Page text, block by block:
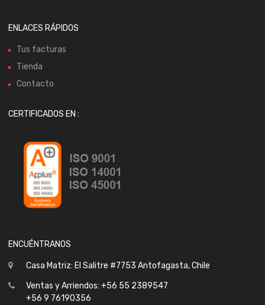
ENLACES RÁPIDOS
Tus facturas
Tienda
Contacto
CERTIFICADOS EN :
ENCUÉNTRANOS
Casa Matriz: El Salitre #7753 Antofagasta, Chile
Ventas y Arriendos: +56 55 2389547
+56 9 76190356